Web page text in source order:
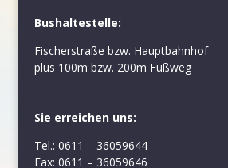
Bushaltestelle:
Fischerstraße bzw. Hauptbahnhof
plus 100m bzw. 200m Fußweg
Sie erreichen uns:
Tel.: 0611 – 36059644
Fax: 0611 – 36059646